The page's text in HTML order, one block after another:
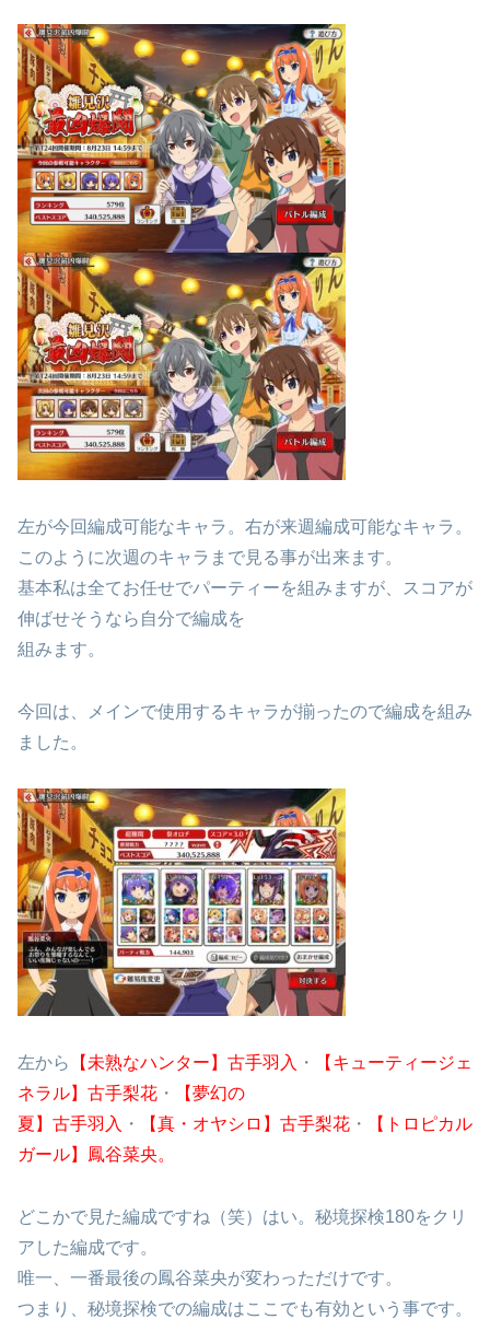
左が今回編成可能なキャラ。右が来週編成可能なキャラ。
このように次週のキャラまで見る事が出来ます。
基本私は全てお任せでパーティーを組みますが、スコアが
伸ばせそうなら自分で編成を
組みます。
今回は、メインで使用するキャラが揃ったので編成を組み
ました。
左から 【未熟なハンター】古手羽入 ・
【キューティージェ
ネラル】古手梨花 ・
【夢幻の
夏】 古手羽入 ・ 【真・オヤシロ】古手梨花 ・
【トロピカル
ガール】鳳谷菜央。
どこかで見た編成ですね（笑）はい。秘境探検180をクリ
アした編成です。
唯一、一番最後の鳳谷菜央が変わっただけです。
つまり、秘境探検での編成はここでも有効という事です。